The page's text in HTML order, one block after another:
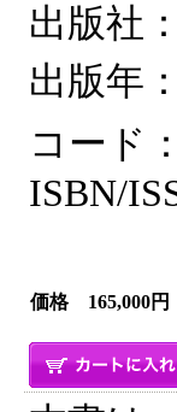
出版社
出版年
コー
ISBN/
価格 165,000円